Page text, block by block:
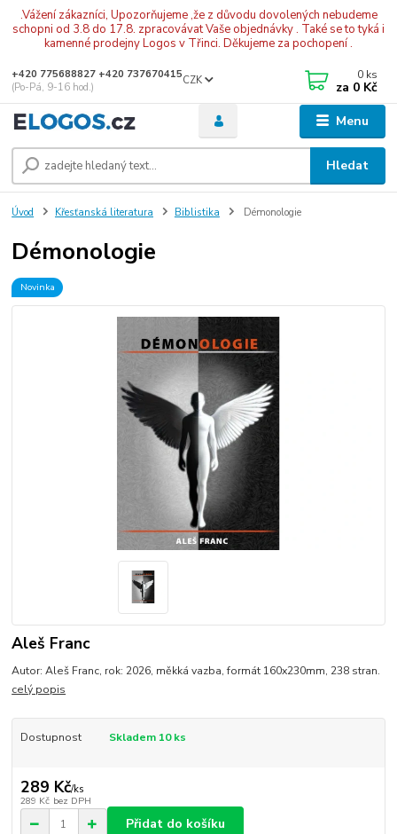
.Vážení zákazníci, Upozorňujeme ,že z důvodu dovolených nebudeme
schopni od 3.8 do 17.8. zpracovávat Vaše objednávky . Také se to tyká i
kamenné prodejny Logos v Třinci. Děkujeme za pochopení .
Menu
CZK
Hledat
+420 775688827 +420 737670415
(Po-Pá, 9-16 hod.)
0 ks
za 0 Kč
Úvod Křesťanská literatura Biblistika Démonologie
Démonologie
Novinka
Aleš Franc
Autor: Aleš Franc, rok: 2026, měkká vazba, formát 160x230mm, 238 stran.
celý popis
Dostupnost Skladem 10 ks
289 Kč/ks
289 Kč bez DPH
Přidat do košíku